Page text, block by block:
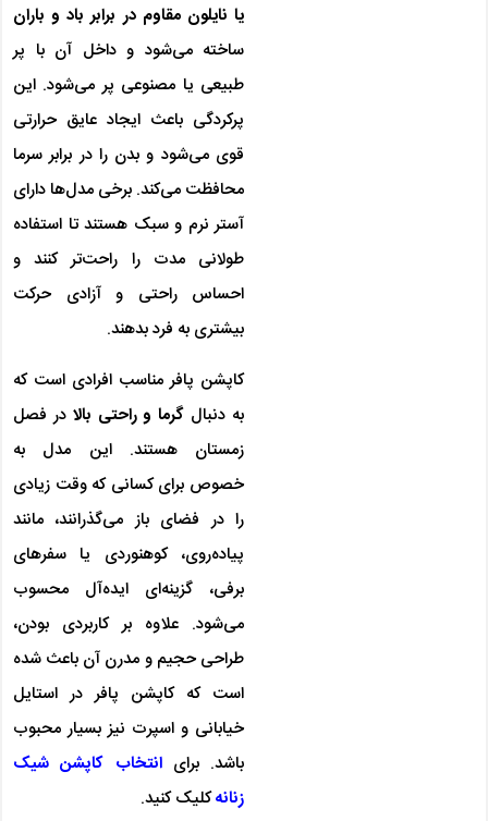
یا نایلون مقاوم در برابر باد و باران
ساخته می‌شود و داخل آن با پر
طبیعی یا مصنوعی پر می‌شود. این
پرکردگی باعث ایجاد عایق حرارتی
قوی می‌شود و بدن را در برابر سرما
محافظت می‌کند. برخی مدل‌ها دارای
آستر نرم و سبک هستند تا استفاده
طولانی مدت را راحت‌تر کنند و
احساس راحتی و آزادی حرکت
بیشتری به فرد بدهند.
کاپشن پافر مناسب افرادی است که
به دنبال گرما و راحتی بالا در فصل
زمستان هستند. این مدل به
خصوص برای کسانی که وقت زیادی
را در فضای باز می‌گذرانند، مانند
پیاده‌روی، کوهنوردی یا سفرهای
برفی، گزینه‌ای ایده‌آل محسوب
می‌شود. علاوه بر کاربردی بودن،
طراحی حجیم و مدرن آن باعث شده
است که کاپشن پافر در استایل
خیابانی و اسپرت نیز بسیار محبوب
باشد. برای انتخاب کاپشن شیک
زنانهکلیک کنید.